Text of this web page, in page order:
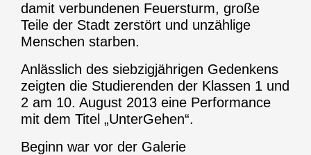
damit verbundenen Feuersturm, große
Teile der Stadt zerstört und unzählige
Menschen starben.
Anlässlich des siebzigjährigen Gedenkens
zeigten die Studierenden der Klassen 1 und
2 am 10. August 2013 eine Performance
mit dem Titel „UnterGehen“.
Beginn war vor der Galerie